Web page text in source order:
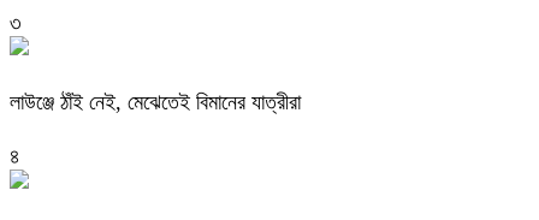
৩
লাউঞ্জে ঠাঁই নেই, মেঝেতেই বিমানের যাত্রীরা
৪